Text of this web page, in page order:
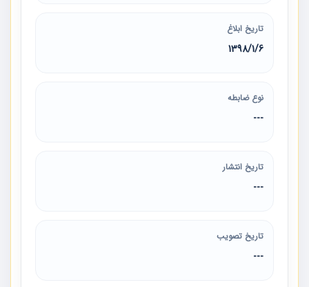
تاریخ ابلاغ
1398/1/6
نوع ضابطه
---
تاریخ انتشار
---
تاریخ تصویب
---